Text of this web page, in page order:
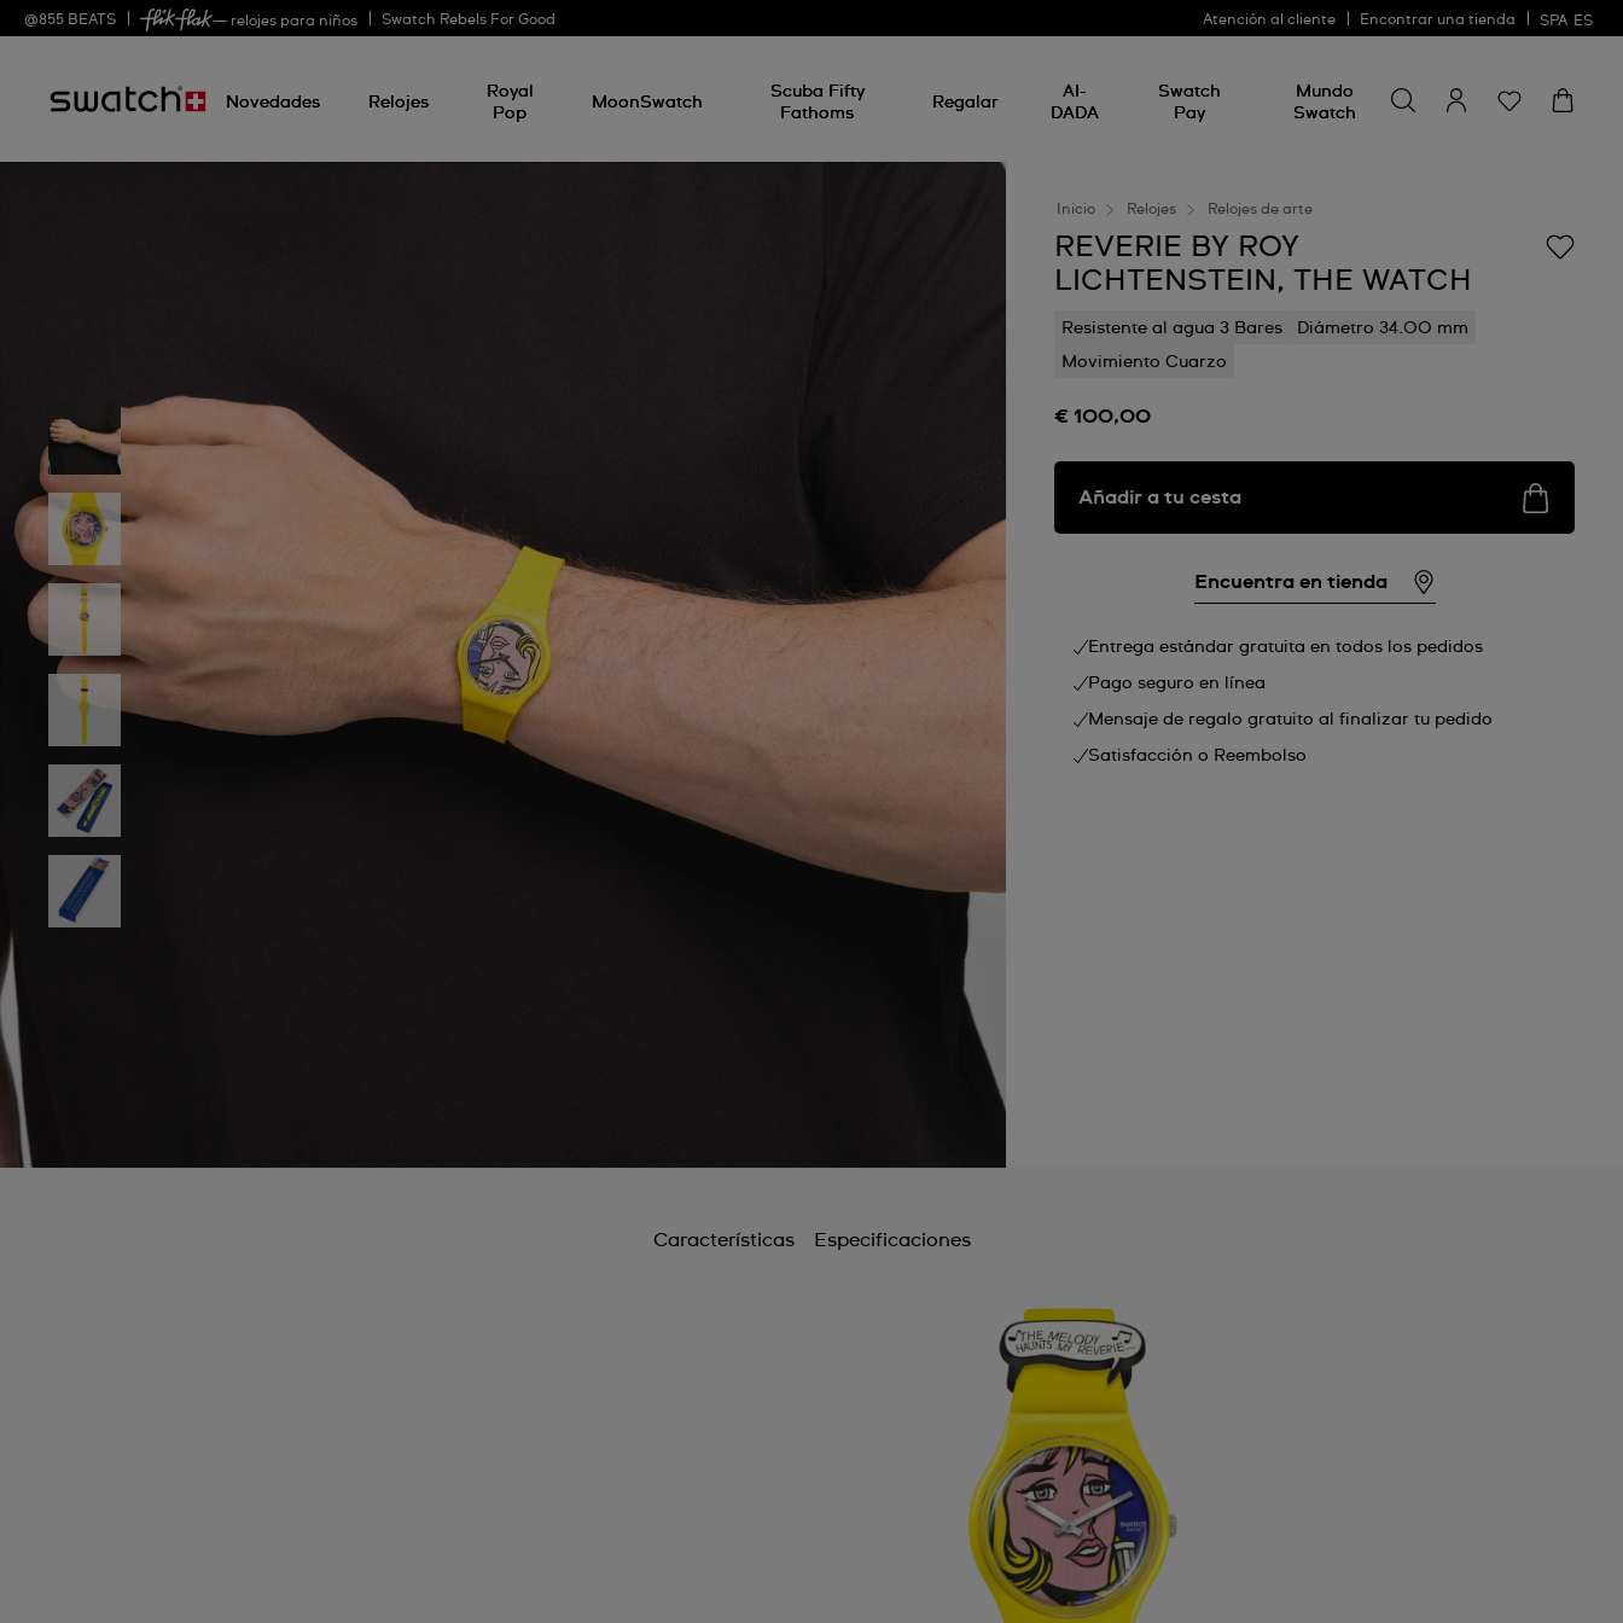
@855 BEATS — relojes para niños Swatch Rebels For Good Atención al cliente Encontrar una tienda SPA ES
Novedades Relojes
Royal
Pop
MoonSwatch
Scuba Fifty
Fathoms
Regalar
AI-
DADA
Swatch
Pay
Mundo
Swatch
algo
Inicio Relojes Relojes de arte
REVERIE BY ROY
LICHTENSTEIN, THE WATCH
Resistente al agua 3 Bares
Diámetro 34.00 mm
Movimiento Cuarzo
€ 100,00
Añadir a tu cesta
Encuentra en tienda
Entrega estándar gratuita en todos los pedidos
Pago seguro en línea
Mensaje de regalo gratuito al finalizar tu pedido
Satisfacción o Reembolso
Características Especificaciones